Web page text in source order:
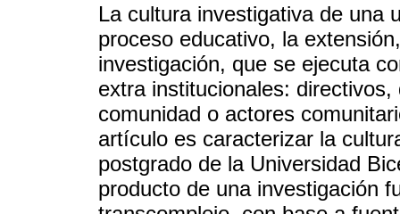
La cultura investigativa de una
proceso educativo, la
investigación, que se ejecuta
extra institucionales:
comunidad o actores
artículo es caracterizar la
postgrado de la Universidad
producto de una investigación